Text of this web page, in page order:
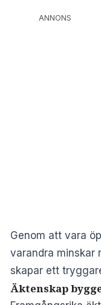
ANNONS
Genom att vara
varandra minskar
skapar ett
Äktenskap